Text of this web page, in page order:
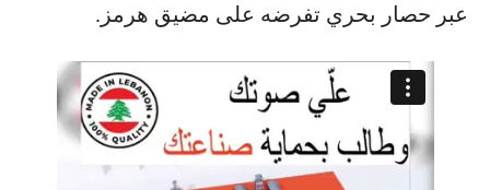
عبر حصار بحري تفرضه على مضيق هرمز.